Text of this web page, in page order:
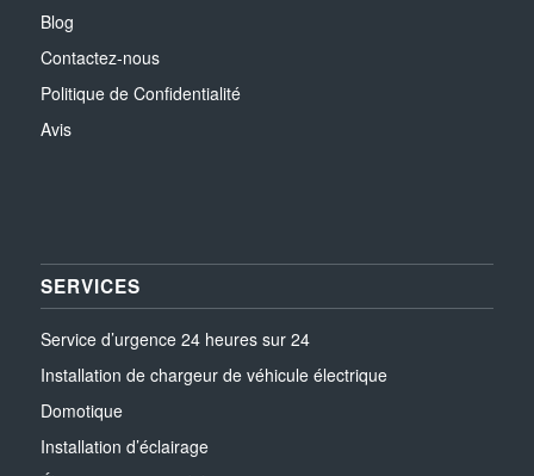
Blog
Contactez-nous
Politique de Confidentialité
Avis
SERVICES
Service d’urgence 24 heures sur 24
Installation de chargeur de véhicule électrique
Domotique
Installation d’éclairage